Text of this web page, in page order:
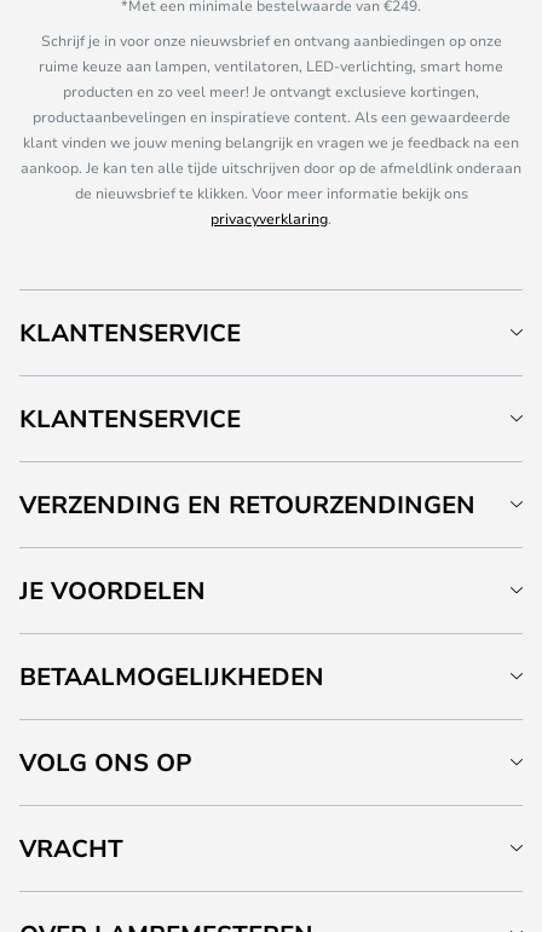
*Met een minimale bestelwaarde van €249.
Schrijf je in voor onze nieuwsbrief en ontvang aanbiedingen op onze
ruime keuze aan lampen, ventilatoren, LED-verlichting, smart home
producten en zo veel meer! Je ontvangt exclusieve kortingen,
productaanbevelingen en inspiratieve content. Als een gewaardeerde
klant vinden we jouw mening belangrijk en vragen we je feedback na een
aankoop. Je kan ten alle tijde uitschrijven door op de afmeldlink onderaan
de nieuwsbrief te klikken. Voor meer informatie bekijk ons
privacyverklaring.
KLANTENSERVICE
KLANTENSERVICE
VERZENDING EN RETOURZENDINGEN
JE VOORDELEN
BETAALMOGELIJKHEDEN
VOLG ONS OP
VRACHT